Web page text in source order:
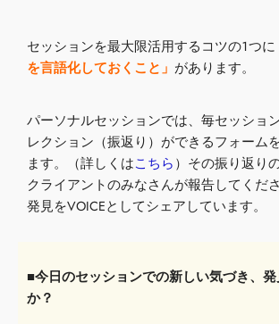
セッションを最大限活用するコツの１つに
を言語化しておくこと」 があります。
パーソナルセッションでは、毎セッショ
レクション（振返り）ができるフォーム
ます。（詳しくはこちら ）その振り返り
クライアントのみなさんが報告してくだ
発見をVOICEとしてシェアしています。
■今日のセッションでの新しい気づき、
か？